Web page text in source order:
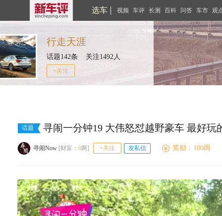
选车 视频 车评 长测 百科 问答 车市 观
行走天涯
话题142条 关注1492人
+关注
话题 寻闹一分钟19 大伟怒怼越野豪车 最好玩
寻闹Now [财富： 0两] +关注 发私信 奖励：100两